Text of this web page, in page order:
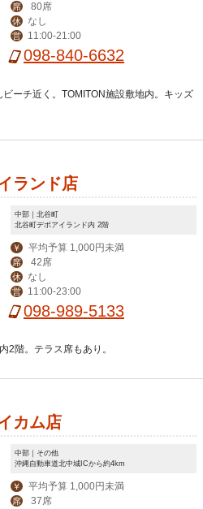
席 80席
休 なし
営 11:00-21:00
098-840-6632
ーチ近く。TOMITON施設敷地内。キッズ
ランド店
中部｜北谷町
北谷町デポアイランド内 2階
￥ 平均予算 1,000円未満
席 42席
休 なし
営 11:00-23:00
098-989-5133
2階。テラス席もあり。
カム店
中部｜その他
沖縄自動車道北中城ICから約4km
￥ 平均予算 1,000円未満
席 37席